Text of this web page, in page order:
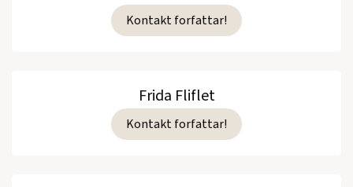
Kontakt forfattar!
Frida Fliflet
Kontakt forfattar!